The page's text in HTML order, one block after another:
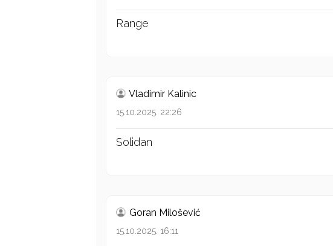
Range
Vladimir Kalinic
15.10.2025. 22:26
Solidan
Goran Milošević
15.10.2025. 16:11